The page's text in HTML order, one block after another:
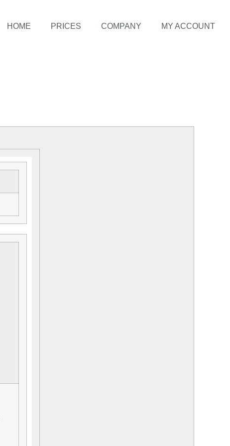
HOME PRICES COMPANY MY ACCOUNT